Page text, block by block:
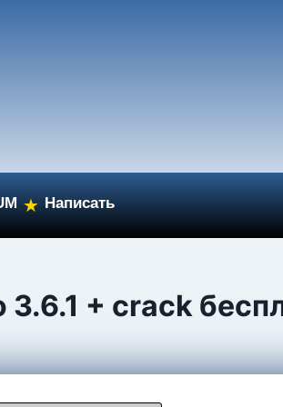
★ Написать
+ crack